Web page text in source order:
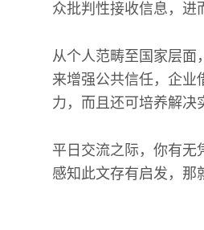
众批判性接收信息，进
从个人范畴至国家层面
来增强公共信任，企业
力，而且还可培养解决
平日交流之际，你有无
感知此文存有启发，那